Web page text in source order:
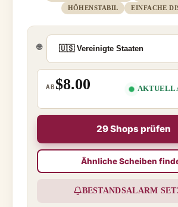
HÖHENSTABIL
EINFACHE
🌐
AB$8.00 AKTUELL
29 Shops prüfen
Ähnliche Scheiben
BESTANDSALARM